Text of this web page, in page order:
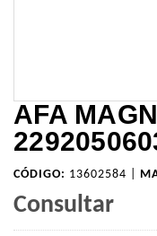
AFA
CÓDIGO: 13602584 |
Consultar